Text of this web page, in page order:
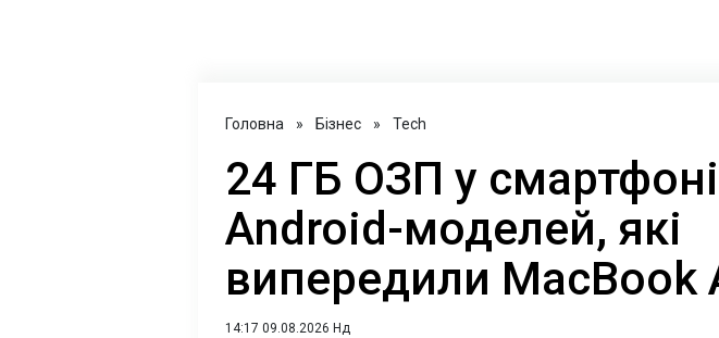
Головна » Бізнес » Tech
24 ГБ ОЗП у
Android-моделей, які
випередили MacBook
14:17 09.08.2026 Нд